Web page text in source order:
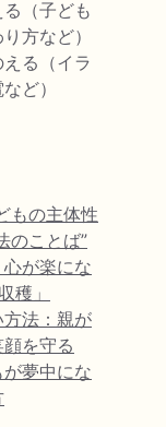
（子ども
方など）
る（イラ
ど）
もの主体性
のことば”
心が楽にな
穫」
法：親が
を守る
夢中にな